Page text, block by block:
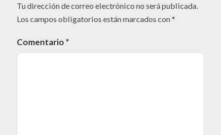
Tu dirección de correo electrónico no será publicada.
Los campos obligatorios están marcados con*
Comentario *